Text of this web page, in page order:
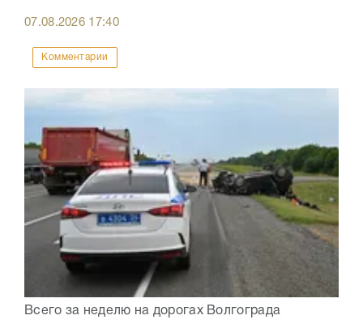
07.08.2026 17:40
Комментарии
Всего за неделю на дорогах Волгограда